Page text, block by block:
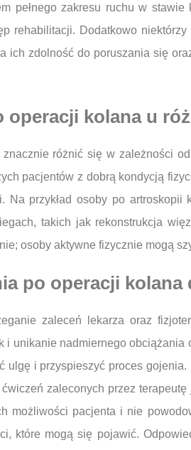
pełnego zakresu ruchu w stawie
rehabilitacji. Dodatkowo niektórzy
ich zdolność do poruszania się
operacji kolana u
różnić się w zależności
pacjentów z dobrą kondycją
Na przykład osoby po
takich jak rekonstrukcja
osoby aktywne fizycznie mogą
po operacji kolana
zaleceń lekarza oraz
unikanie nadmiernego
ulgę i przyspieszyć proces
zaleconych przez
możliwości pacjenta i nie
które mogą się pojawić.